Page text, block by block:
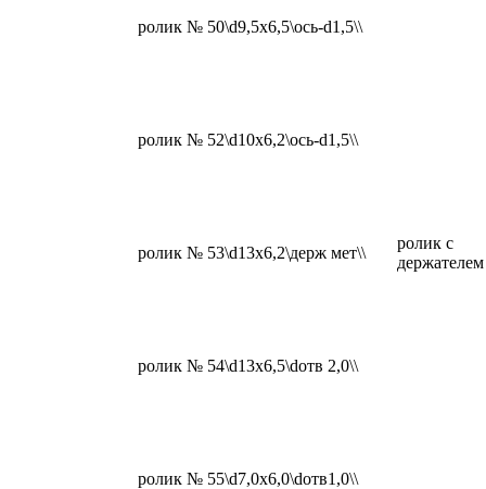
ролик № 50\d9,5x6,5\ось-d1,5\\
ролик № 52\d10x6,2\ось-d1,5\\
ролик № 53\d13x6,2\держ мет\\
ролик с
держателем
ролик № 54\d13x6,5\dотв 2,0\\
ролик № 55\d7,0x6,0\dотв1,0\\